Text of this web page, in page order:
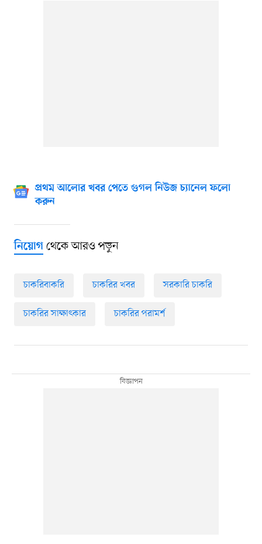
প্রথম আলোর খবর পেতে গুগল নিউজ চ্যানেল ফলো
করুন
নিয়োগথেকে আরও পড়ুন
চাকরিবাকরি চাকরির খবর সরকারি চাকরি
চাকরির সাক্ষাৎকার চাকরির পরামর্শ